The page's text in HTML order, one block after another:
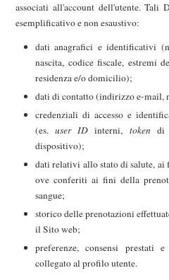
associati all'account dell'utente. Tali
esemplificativo e non esaustivo:
dati anagrafici e identificativi
nascita, codice fiscale, estremi
residenza e/o domicilio);
dati di contatto (indirizzo e-mail,
credenziali di accesso e
(es.user ID interni, tokendi
dispositivo);
dati relativi allo stato di salute, ai
ove conferiti ai fini della
sangue;
storico delle prenotazioni
il Sito web;
preferenze, consensi prestati
collegato al profilo utente.